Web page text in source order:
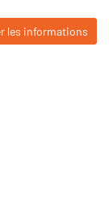
les informations